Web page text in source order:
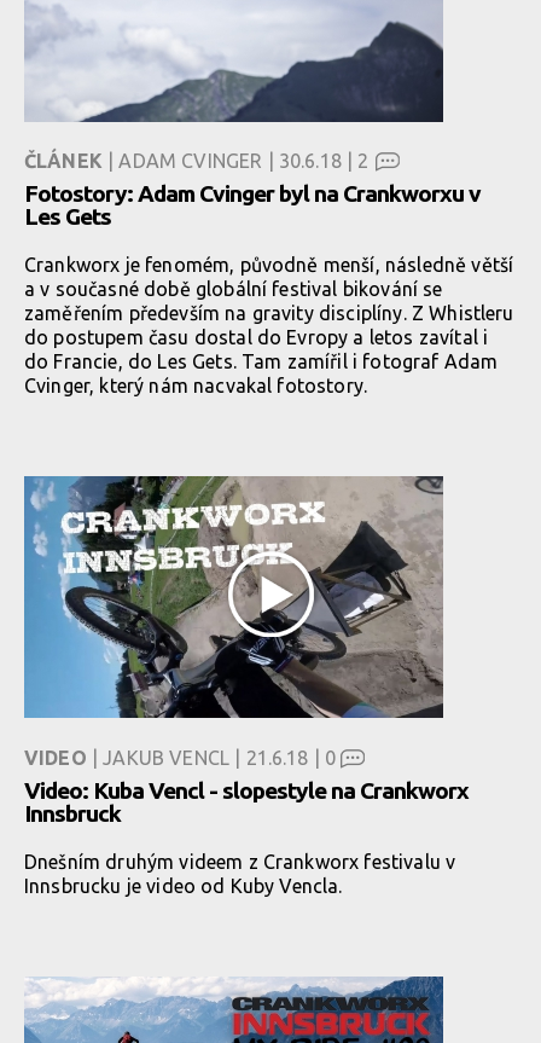
ČLÁNEK | ADAM CVINGER | 30.6.18 | 2
Fotostory: Adam Cvinger byl na Crankworxu v
Les Gets
Crankworx je fenomém, původně menší, následně větší
a v současné době globální festival bikování se
zaměřením především na gravity disciplíny. Z Whistleru
do postupem času dostal do Evropy a letos zavítal i
do Francie, do Les Gets. Tam zamířil i fotograf Adam
Cvinger, který nám nacvakal fotostory.
VIDEO | JAKUB VENCL | 21.6.18 | 0
Video: Kuba Vencl - slopestyle na Crankworx
Innsbruck
Dnešním druhým videem z Crankworx festivalu v
Innsbrucku je video od Kuby Vencla.